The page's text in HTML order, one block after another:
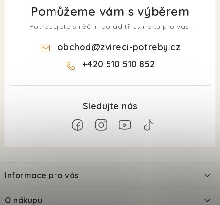
Pomůžeme vám s výběrem
Potřebujete s něčím poradit? Jsme tu pro vás!
obchod@zvireci-potreby.cz
+420 510 510 852
p
a
Informace pro vás
O nákupu